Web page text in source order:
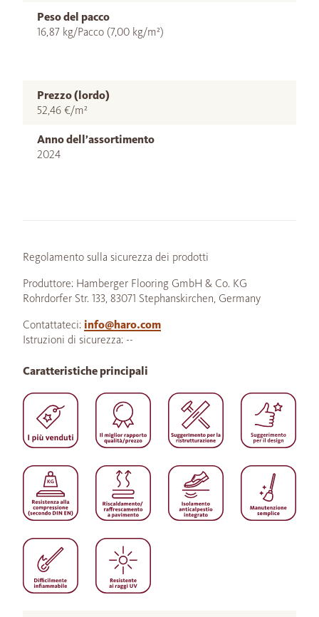
Peso del pacco
16,87 kg/Pacco (7,00 kg/m²)
Prezzo (lordo)
52,46 €/m²
Anno dell’assortimento
2024
Regolamento sulla sicurezza dei prodotti
Produttore: Hamberger Flooring GmbH & Co. KG
Rohrdorfer Str. 133, 83071 Stephanskirchen, Germany
Contattateci: info@haro.com
Istruzioni di sicurezza: --
Caratteristiche principali